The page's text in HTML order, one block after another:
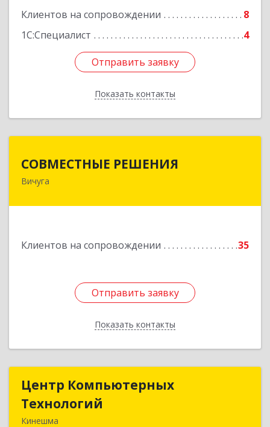
Клиентов на сопровождении
8
1С:Специалист
4
Отправить заявку
Показать контакты
Отправить заявку
Назад
СОВМЕСТНЫЕ РЕШЕНИЯ
Вичуга
Клиентов на сопровождении 35
Отправить заявку
Показать контакты
155331, Ивановская обл, Вичугский р-н, Вичуга
Отправить заявку
Назад
Центр Компьютерных
Технологий
Кинешма
Центр Компьютерных